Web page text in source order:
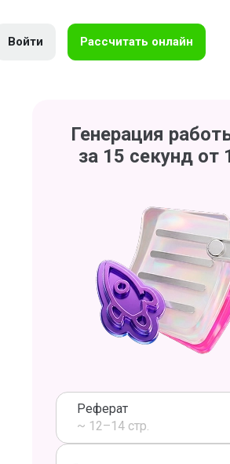
Войти Рассчитать онлайн
Генерация
за 15 секунд от
Реферат
~ 12–14 стр.